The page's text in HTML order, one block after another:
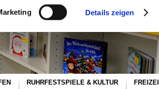
Cookies kann
Details zeigen
RUHRFESTSPIELE & KULTUR